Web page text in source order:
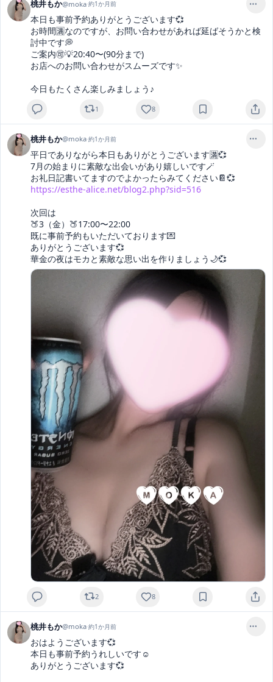
桃井もか@moka·約1か月前
本日も事前予約ありがとうございます💞
お時間🈵なのですが、お問い合わせがあれば延ばそうかと検
討中です💭
ご案内🉑💡20:40〜(90分まで)
お店へのお問い合わせがスムーズです✨
今日もたくさん楽しみましょう♪
1 8
桃井もか@moka·約1か月前
平日でありながら本日もありがとうございます🈵💞
7月の始まりに素敵な出会いがあり嬉しいです🪄
https://esthe-alice.net/blog2.php?sid=516
次回は
🍑3（金）🍑17:00〜22:00
既に事前予約もいただいております💌
ありがとうございます💞
華金の夜はモカと素敵な思い出を作りましょう🌙💞
2 8
桃井もか@moka·約1か月前
おはようございます💞
本日も事前予約うれしいです☺️
ありがとうございます💞